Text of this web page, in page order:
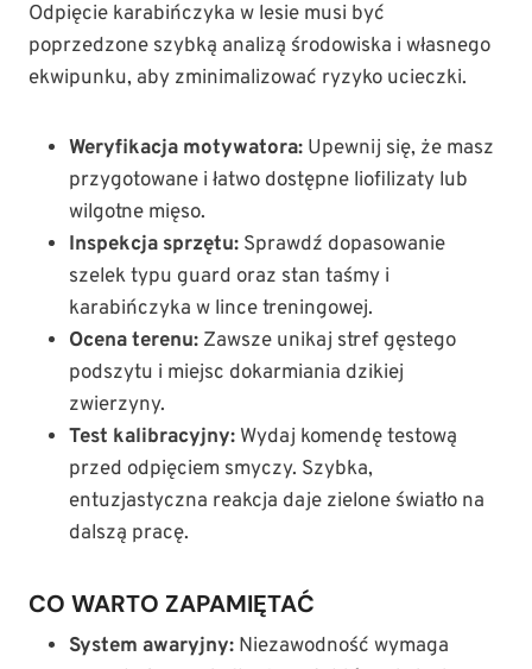
Odpięcie karabińczyka w lesie musi być
poprzedzone szybką analizą środowiska i własnego
ekwipunku, aby zminimalizować ryzyko ucieczki.
Weryfikacja motywatora: Upewnij się, że masz
przygotowane i łatwo dostępne liofilizaty lub
wilgotne mięso.
Inspekcja sprzętu: Sprawdź dopasowanie
szelek typu guard oraz stan taśmy i
karabińczyka w lince treningowej.
Ocena terenu: Zawsze unikaj stref gęstego
podszytu i miejsc dokarmiania dzikiej
zwierzyny.
Test kalibracyjny: Wydaj komendę testową
przed odpięciem smyczy. Szybka,
entuzjastyczna reakcja daje zielone światło na
dalszą pracę.
CO WARTO ZAPAMIĘTAĆ
System awaryjny: Niezawodność wymaga